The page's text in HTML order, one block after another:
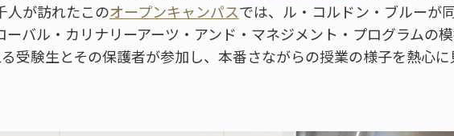
人が訪れたこのオープンキャンパスでは、ル・コルドン・ブルーが
ーバル・カリナリーアーツ・アンド・マネジメント・プログラムの
受験生とその保護者が参加し、本番さながらの授業の様子を熱心